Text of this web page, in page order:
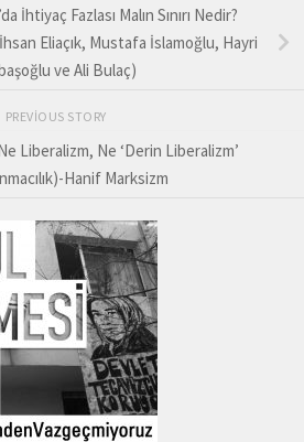
İhtiyaç Fazlası Malın Sınırı Nedir?
Eliaçık, Mustafa İslamoğlu, Hayri
ve Ali Bulaç)
PREVIOUS STORY
Liberalizm, Ne ‘Derin Liberalizm’
Hanif Marksizm